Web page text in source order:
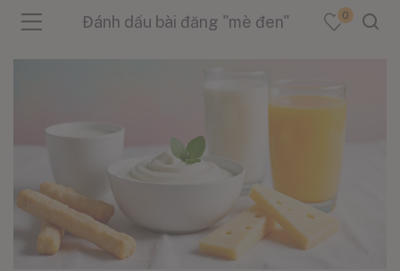
(Danh Mục )
Đánh dấu bài đăng "mè đen" 0